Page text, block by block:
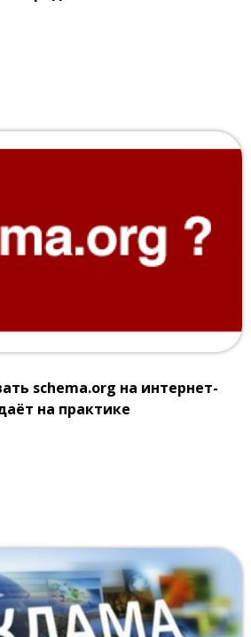
schema.org на интернет-
на практике